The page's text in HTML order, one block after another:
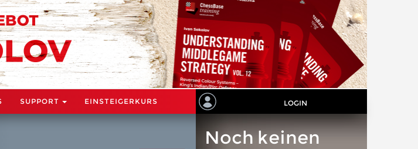
SUPPORT EINSTEIGERKURS LOGIN
Noch keinen